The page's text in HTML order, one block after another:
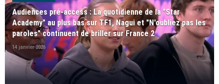
Audiences pré-access : La quotidienne de la "Star
Academy" au plus bas sur TF1, Nagui et "N'oubliez pas les
paroles" continuent de briller sur France 2
14 janvier 2026